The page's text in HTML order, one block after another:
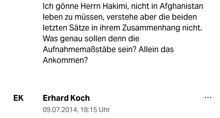
Ich gönne Herrn Hakimi, nicht in Afghanistan
leben zu müssen, verstehe aber die beiden
letzten Sätze in ihrem Zusammenhang nicht.
Was genau sollen denn die
Aufnahmemaßstäbe sein? Allein das
Ankommen?
EK Erhard Koch
09.07.2014, 18:15 Uhr